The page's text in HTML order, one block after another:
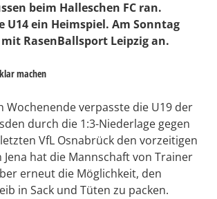
beim Halleschen FC ran.
U14 ein Heimspiel. Am Sonntag
RasenBallsport Leipzig an.
machen
Wochenende verpasste die U19 der
durch die 1:3-Niederlage gegen
VfL Osnabrück den vorzeitigen
Jena hat die Mannschaft von Trainer
erneut die Möglichkeit, den
in Sack und Tüten zu packen.